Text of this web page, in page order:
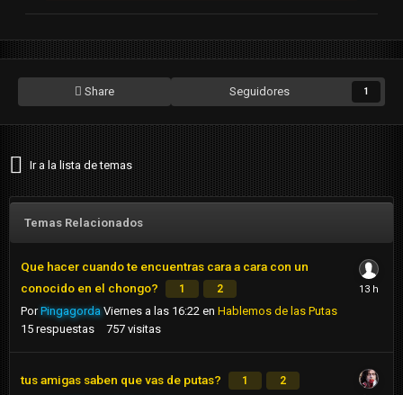
Share Seguidores 1
Ir a la lista de temas
Temas Relacionados
Que hacer cuando te encuentras cara a cara con un
conocido en el chongo?
1 2
PorPingagorda Viernes a las 16:22 en Hablemos de las Putas
15 respuestas 757 visitas
tus amigas saben que vas de putas? 1 2